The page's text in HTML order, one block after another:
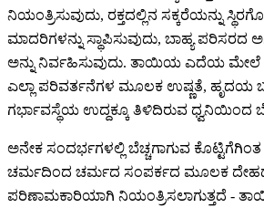
ನಿಯಂತ್ರಿಸುವುದು, ರಕ್ತದಲ್ಲಿನ ಸಕ್ಕರೆಯನ್ನು
ಮಾದರಿಗಳನ್ನು ಸ್ಥಾಪಿಸುವುದು, ಬಾಹ್ಯ ಪರಿಸರದ
ಅನ್ನು ನಿರ್ವಹಿಸುವುದು. ತಾಯಿಯ ಎದೆಯ ಮೇಲೆ
ಎಲ್ಲಾ ಪರಿವರ್ತನೆಗಳ ಮೂಲಕ ಉಷ್ಣತೆ, ಹೃದಯ
ಗರ್ಭಾವಸ್ಥೆಯ ಉದ್ದಕ್ಕೂ ತಿಳಿದಿರುವ ಧ್ವನಿಯಿಂದ
ಅನೇಕ ಸಂದರ್ಭಗಳಲ್ಲಿ ಬೆಚ್ಚಗಾಗುವ
ಚರ್ಮದಿಂದ ಚರ್ಮದ ಸಂಪರ್ಕದ ಮೂಲಕ ದೇಹದ
ಪರಿಣಾಮಕಾರಿಯಾಗಿ ನಿಯಂತ್ರಿಸಲಾಗುತ್ತದೆ -